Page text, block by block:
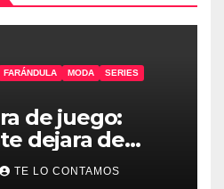
FARÁNDULA MODA
SERIES
de juego:
dejara de
TE LO CONTAMOS